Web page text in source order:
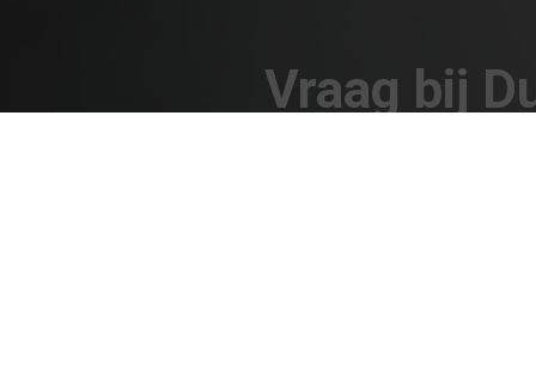
Vraag bij